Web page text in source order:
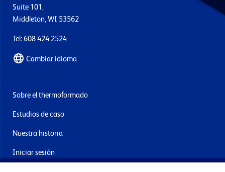
Suite 101,
Middleton, WI 53562
Tel: 608 424 2524
Cambiar idioma
Sobre el thermoformado
Estudios de caso
Nuestra historia
Iniciar sesión